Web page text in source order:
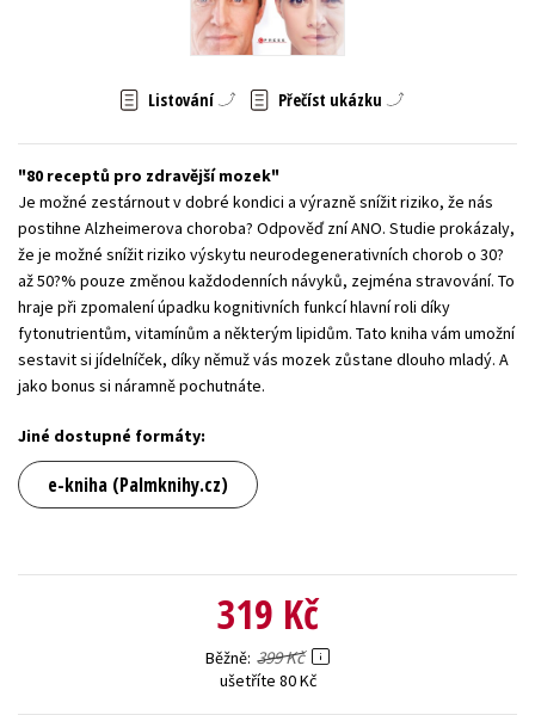
Zahraniční literatura
Všechny tituly
Listování Přečíst ukázku
80 receptů pro zdravější mozek
Je možné zestárnout v dobré kondici a výrazně snížit riziko, že nás
postihne Alzheimerova choroba? Odpověď zní ANO. Studie prokázaly,
že je možné snížit riziko výskytu neurodegenerativních chorob o 30?
až 50?% pouze změnou každodenních návyků, zejména stravování. To
hraje při zpomalení úpadku kognitivních funkcí hlavní roli díky
fytonutrientům, vitamínům a některým lipidům. Tato kniha vám umožní
sestavit si jídelníček, díky němuž vás mozek zůstane dlouho mladý. A
jako bonus si náramně pochutnáte.
Jiné dostupné formáty:
e-kniha (Palmknihy.cz)
319 Kč
Běžně 399 Kč
ušetříte 80 Kč